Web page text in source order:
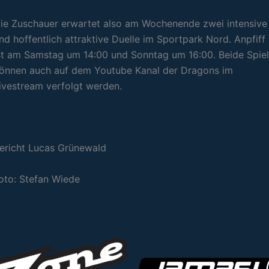
Zuschauer erwartet also am Wochenende zwei intensive
hoffentlich attraktive Duelle im Sportpark Nord. Anpfiff
am Samstag um 14:00 und Sonntag um 16:00. Beide
auch auf dem Youtube Kanal der Dragons im
verfolgt werden.
Lucas Grünewald
Stefan Wiede